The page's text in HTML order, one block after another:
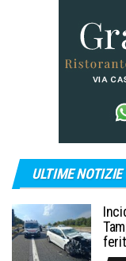
ULTIME NOTIZIE